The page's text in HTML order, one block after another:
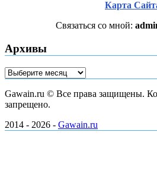
Карта
Связаться со мной:
Архивы
Архивы
Gawain.ru © Все права защищены.
запрещено.
2014 - 2026 - Gawain.ru